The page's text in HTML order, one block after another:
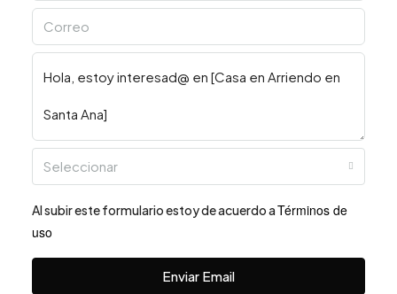
Seleccionar
Al subir este formulario estoy de acuerdo aTérminos de
uso
Enviar Email